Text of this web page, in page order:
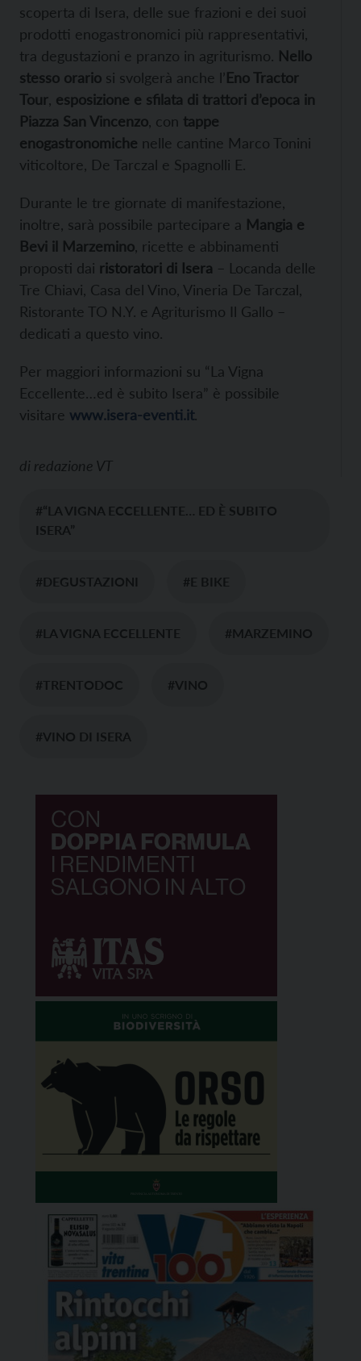
scoperta di Isera, delle sue frazioni e dei suoi
prodotti enogastronomici più rappresentativi,
tra degustazioni e pranzo in agriturismo. Nello
stesso orario si svolgerà anche l’Eno Tractor
Tour esposizione e sfilata di trattori d’epoca in
Piazza San Vincenzo , con tappe
enogastronomiche nelle cantine Marco Tonini
viticoltore, De Tarczal e Spagnolli E.
Durante le tre giornate di manifestazione,
inoltre, sarà possibile partecipare a Mangia e
Bevi il Marzemino , ricette e abbinamenti
proposti dai ristoratori di Isera – Locanda delle
Tre Chiavi, Casa del Vino, Vineria De Tarczal,
Ristorante TO N.Y. e Agriturismo Il Gallo –
dedicati a questo vino.
Per maggiori informazioni su “La Vigna
Eccellente…ed è subito Isera” è possibile
visitare www.isera-eventi.it.
di redazione VT
#“LA VIGNA ECCELLENTE… ED È SUBITO
ISERA”
#DEGUSTAZIONI #E BIKE
#LA VIGNA ECCELLENTE #MARZEMINO
#TRENTODOC #VINO
#VINO DI ISERA